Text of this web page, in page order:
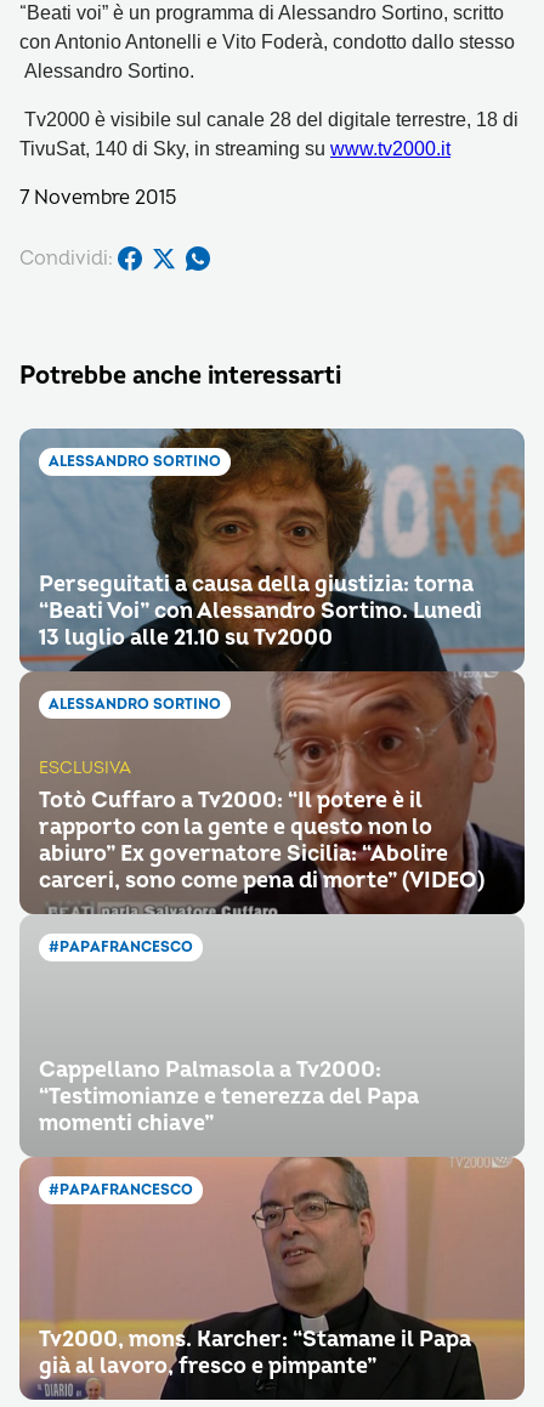
“Beati voi” è un programma di Alessandro Sortino, scritto
con Antonio Antonelli e Vito Foderà, condotto dallo stesso
Alessandro Sortino.
Tv2000 è visibile sul canale 28 del digitale terrestre, 18 di
TivuSat, 140 di Sky, in streaming su www.tv2000.it
7 Novembre 2015
Condividi:
Potrebbe anche interessarti
ALESSANDRO SORTINO
Perseguitati a causa della giustizia: torna
“Beati Voi” con Alessandro Sortino. Lunedì
13 luglio alle 21.10 su Tv2000
ALESSANDRO SORTINO
ESCLUSIVA
Totò Cuffaro a Tv2000: “Il potere è il
rapporto con la gente e questo non lo
abiuro” Ex governatore Sicilia: “Abolire
carceri, sono come pena di morte” (VIDEO)
#PAPAFRANCESCO
Cappellano Palmasola a Tv2000:
“Testimonianze e tenerezza del Papa
momenti chiave”
#PAPAFRANCESCO
Tv2000, mons. Karcher: “Stamane il Papa
già al lavoro, fresco e pimpante”